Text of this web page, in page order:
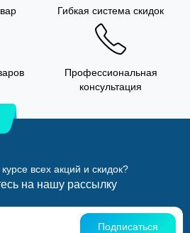
Гибкая система скидок
Профессиональная
консультация
всех акций и скидок?
на нашу рассылку
Подписаться